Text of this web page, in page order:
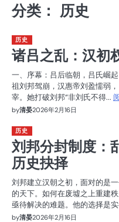
分类： 历史
历史
诸吕之乱：汉初
一、序幕：吕后临朝，吕氏崛
祖刘邦驾崩，汉惠帝刘盈懦弱
宰。她打破刘邦“非刘氏不得...
by清晏2026年2月16日
历史
刘邦分封制度：
历史抉择
刘邦建立汉朝之初，面对的是
的天下。如何在废墟之上重建
亟待解决的难题。他的选择是实
by清晏2026年2月16日